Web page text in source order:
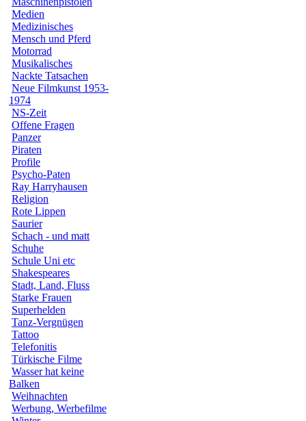
Medien
Medizinisches
Mensch und Pferd
Motorrad
Musikalisches
Nackte Tatsachen
Neue Filmkunst 1953-
1974
NS-Zeit
Offene Fragen
Panzer
Piraten
Profile
Psycho-Paten
Ray Harryhausen
Religion
Rote Lippen
Saurier
Schach - und matt
Schuhe
Schule Uni etc
Shakespeares
Stadt, Land, Fluss
Starke Frauen
Superhelden
Tanz-Vergnügen
Tattoo
Telefonitis
Türkische Filme
Wasser hat keine
Balken
Weihnachten
Werbung, Werbefilme